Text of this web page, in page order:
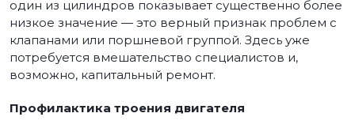
один из цилиндров показывает существенно более
низкое значение — это верный признак проблем с
клапанами или поршневой группой. Здесь уже
потребуется вмешательство специалистов и,
возможно, капитальный ремонт.
Профилактика троения двигателя